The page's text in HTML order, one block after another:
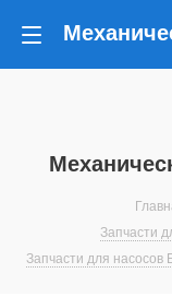
Запчасти
Запчасти для